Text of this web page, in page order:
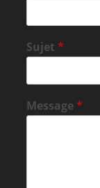
Sujet*
Message*